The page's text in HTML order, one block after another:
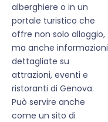
alberghiere o in un
portale turistico che
offre non solo alloggio,
ma anche informazioni
dettagliate su
attrazioni, eventi e
ristoranti di Genova.
Può servire anche
come un sito di